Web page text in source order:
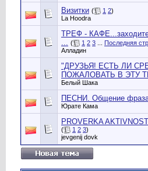
Визитки ( 1 2)
La Hoodra
ТРЕФ - КАФЕ...заходите
... ( 1 2 3 Последняя
Алладин
"ДРУЗЬЯ! ЕСТЬ ЛИ
ПОЖАЛОВАТЬ В ЭТУ
Белый Шака
ПЕСНИ. Общение
Юрате Кама
PROVERKA
( 1 2 3)
jevgenij dovk